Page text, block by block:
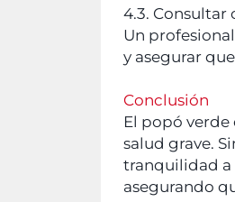
4.3. Consultar
Un
y asegurar
Conclusión
El popó
salud grave.
tranquilidad a
asegurando